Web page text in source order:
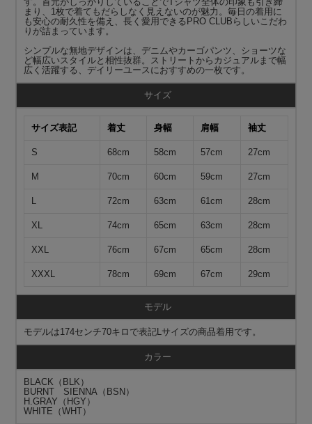
まり、1枚で着てもだらしなく見えないのが魅力。毎日の着用に
も安心の耐久性を備え、長く愛用できるPRO CLUBらしいこだわ
りが詰まっています。
シンプルな無地デザインは、デニムやカーゴパンツ、ショーツな
ど幅広いスタイルと相性抜群。ストリートからカジュアルまで幅
広く活躍する、デイリーユースにおすすめの一枚です。
サイズ
サイズ表記 着丈 身幅 肩幅 袖丈
S 68cm 58cm 57cm 27cm
M 70cm 60cm 59cm 27cm
72cm 63cm 61cm 28cm
XL 74cm 65cm 63cm 28cm
XXL 76cm 67cm 65cm 28cm
XXXL 78cm 69cm 67cm 29cm
モデル
モデルは174センチ70キロで表記Lサイズの商品着用です。
カラー
BLACK（BLK）
BURNT SIENNA（BSN）
H.GRAY（HGY）
WHITE（WHT）